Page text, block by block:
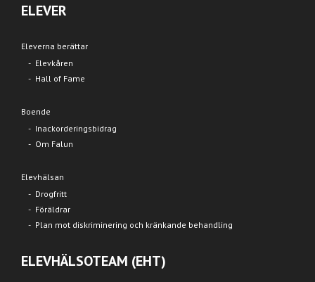
ELEVER
Eleverna berättar
Elevkåren
Hall of Fame
Boende
Inackorderingsbidrag
Om Falun
Elevhälsan
Drogfritt
Föräldrar
Plan mot diskriminering och kränkande behandling
ELEVHÄLSOTEAM (EHT)